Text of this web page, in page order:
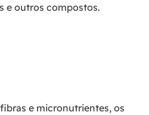
e outros compostos.
e micronutrientes, os